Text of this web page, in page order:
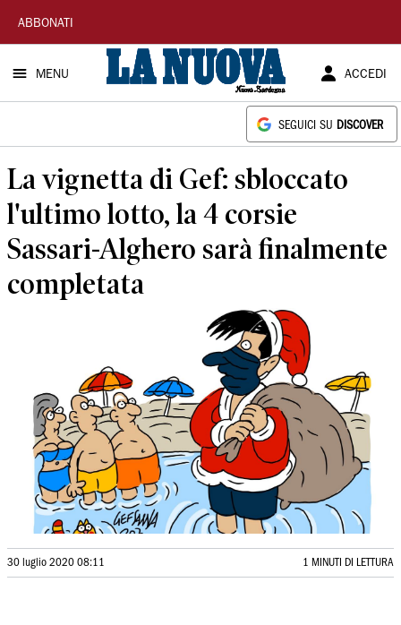
La
Nuova
Sardegna
ABBONATI
MENU ACCEDI
SEGUICI SU DISCOVER
La vignetta di Gef: sbloccato
l'ultimo lotto, la 4 corsie
Sassari-Alghero sarà finalmente
completata
30 luglio 2020 08:11 1 MINUTI DI LETTURA